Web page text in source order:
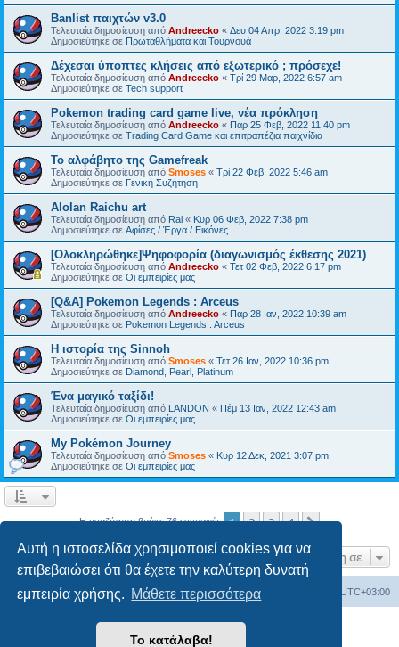
Αυτή η ιστοσελίδα χρησιμοποιεί cookies για να
επιβεβαιώσει ότι θα έχετε την καλύτερη δυνατή
εμπειρία χρήσης. Μάθετε περισσότερα
Το κατάλαβα!
Banlist παιχτών v3.0
Τελευταία δημοσίευση από Andreecko « Δευ 04 Απρ, 2022 3:19 pm
Δημοσιεύτηκε σε Πρωταθλήματα και Τουρνουά
Δέχεσαι ύποπτες κλήσεις από εξωτερικό ; πρόσεχε!
Τελευταία δημοσίευση από Andreecko « Τρί 29 Μαρ, 2022 6:57 am
Δημοσιεύτηκε σε Tech support
Pokemon trading card game live, νέα πρόκληση
Τελευταία δημοσίευση από Andreecko « Παρ 25 Φεβ, 2022 11:40 pm
Δημοσιεύτηκε σε Trading Card Game και επιτραπέζια παιχνίδια
Το αλφάβητο της Gamefreak
Τελευταία δημοσίευση από Smoses « Τρί 22 Φεβ, 2022 5:46 am
Δημοσιεύτηκε σε Γενική Συζήτηση
Alolan Raichu art
Τελευταία δημοσίευση από Rai « Κυρ 06 Φεβ, 2022 7:38 pm
Δημοσιεύτηκε σε Αφίσες / Έργα / Εικόνες
[Ολοκληρώθηκε]Ψηφοφορία (διαγωνισμός έκθεσης 2021)
Τελευταία δημοσίευση από Andreecko « Τετ 02 Φεβ, 2022 6:17 pm
Δημοσιεύτηκε σε Οι εμπειρίες μας
[Q&A] Pokemon Legends : Arceus
Τελευταία δημοσίευση από Andreecko « Παρ 28 Ιαν, 2022 10:39 am
Δημοσιεύτηκε σε Pokemon Legends : Arceus
Η ιστορία της Sinnoh
Τελευταία δημοσίευση από Smoses « Τετ 26 Ιαν, 2022 10:36 pm
Δημοσιεύτηκε σε Diamond, Pearl, Platinum
Ένα μαγικό ταξίδι!
Τελευταία δημοσίευση από LANDON « Πέμ 13 Ιαν, 2022 12:43 am
Δημοσιεύτηκε σε Οι εμπειρίες μας
My Pokémon Journey
Τελευταία δημοσίευση από Smoses « Κυρ 12 Δεκ, 2021 3:07 pm
Δημοσιεύτηκε σε Οι εμπειρίες μας
Η αναζήτηση βρήκε 76 εγγραφές 1 2 3 4 Επόμενη
Μετάβαση σε
Ευρετήριο Δ. Συζήτησης Όλοι οι χρόνοι είναι UTC+03:00
Δημιουργήθηκε απόphpBB® Forum Software © phpBB Limited